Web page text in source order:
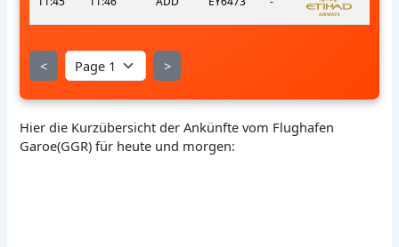
< >
Hier die Kurzübersicht der Ankünfte vom Flughafen
Garoe(GGR) für heute und morgen: